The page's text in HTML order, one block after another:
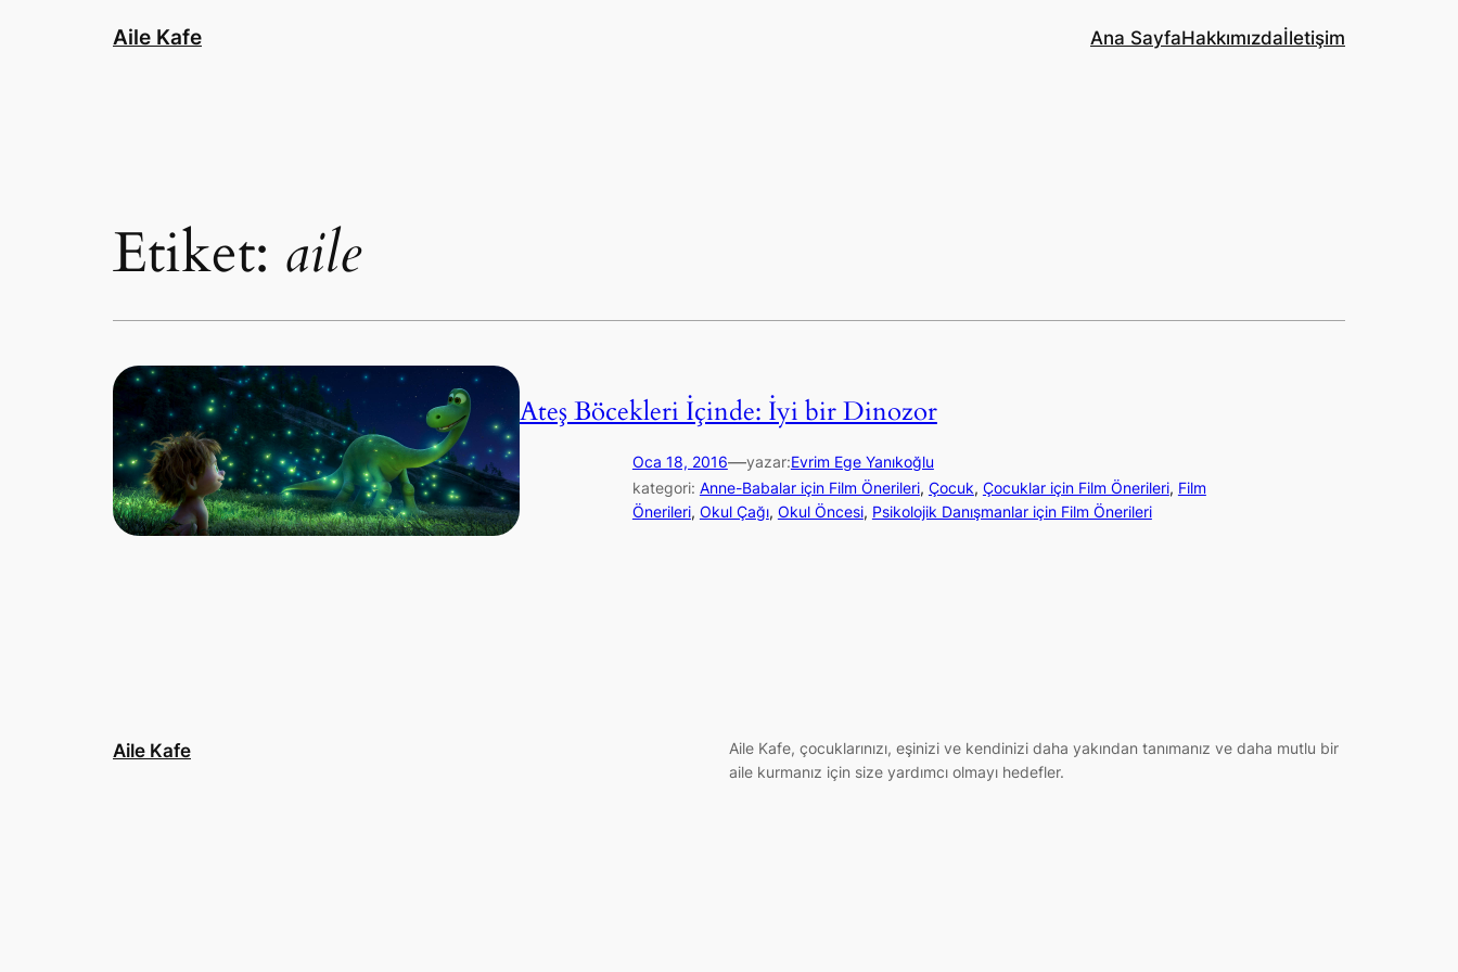
Aile Kafe Ana SayfaHakkımızdaİletişim
Etiket: aile
Ateş Böcekleri İçinde: İyi bir Dinozor
Oca 18, 2016—yazar:Evrim Ege Yanıkoğlu
kategori: Anne-Babalar için Film Önerileri, Çocuk, Çocuklar için Film Önerileri, Film
Önerileri, Okul Çağı, Okul Öncesi, Psikolojik Danışmanlar için Film Önerileri
Aile Kafe
Aile Kafe, çocuklarınızı, eşinizi ve kendinizi daha yakından tanımanız ve daha mutlu bir
aile kurmanız için size yardımcı olmayı hedefler.